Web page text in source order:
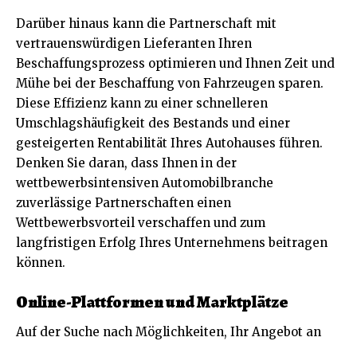
Darüber hinaus kann die Partnerschaft mit
vertrauenswürdigen Lieferanten Ihren
Beschaffungsprozess optimieren und Ihnen Zeit und
Mühe bei der Beschaffung von Fahrzeugen sparen.
Diese Effizienz kann zu einer schnelleren
Umschlagshäufigkeit des Bestands und einer
gesteigerten Rentabilität Ihres Autohauses führen.
Denken Sie daran, dass Ihnen in der
wettbewerbsintensiven Automobilbranche
zuverlässige Partnerschaften einen
Wettbewerbsvorteil verschaffen und zum
langfristigen Erfolg Ihres Unternehmens beitragen
können.
Online-Plattformen und Marktplätze
Auf der Suche nach Möglichkeiten, Ihr Angebot an